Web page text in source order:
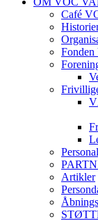
Café
Artikler